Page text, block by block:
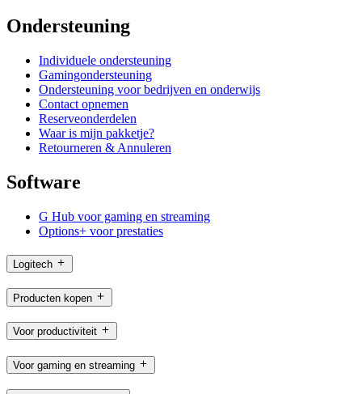
Ondersteuning
Individuele ondersteuning
Gamingondersteuning
Ondersteuning voor bedrijven en onderwijs
Contact opnemen
Reserveonderdelen
Waar is mijn pakketje?
Retourneren & Annuleren
Software
G Hub voor gaming en streaming
Options+ voor prestaties
Logitech
Producten kopen
Voor productiviteit
Voor gaming en streaming